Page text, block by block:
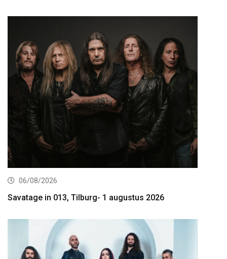
06/08/2026
Savatage in 013, Tilburg- 1 augustus 2026